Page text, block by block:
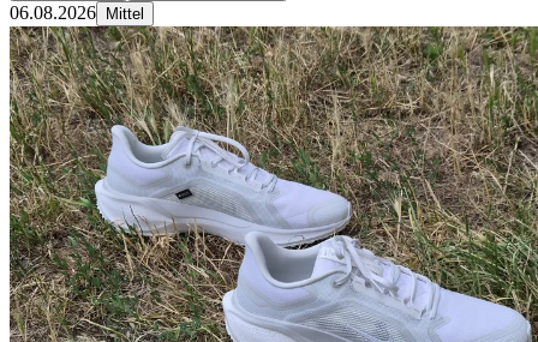
06.08.2026 Mittel